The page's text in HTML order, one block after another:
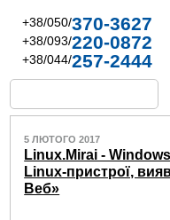
+38/050/370-3627
+38/093/220-0872
+38/044/257-2444
5 ЛЮТОГО 2017
Linux.Mirai -
Linux-пристрої,
Веб»